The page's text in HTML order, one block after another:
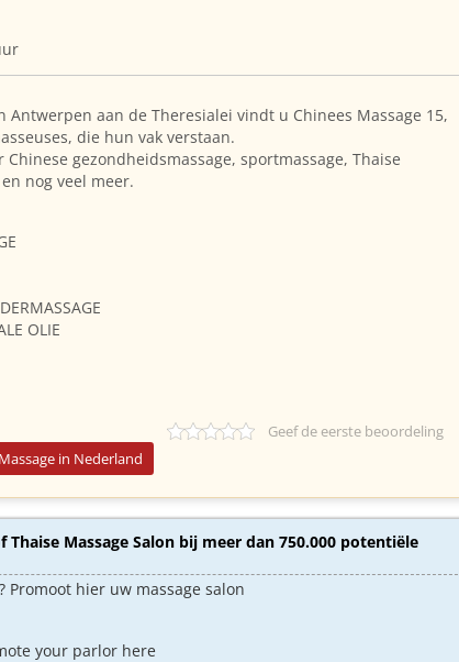
Antwerpen aan de Theresialei vindt u Chinees Massage 15,
die hun vak verstaan.
gezondheidsmassage, sportmassage, Thaise
nog veel meer.
OLIE
Geef de eerste beoordeling
in Nederland
Thaise Massage Salon bij meer dan 750.000 potentiële
Promoot hier uw massage salon
your parlor here